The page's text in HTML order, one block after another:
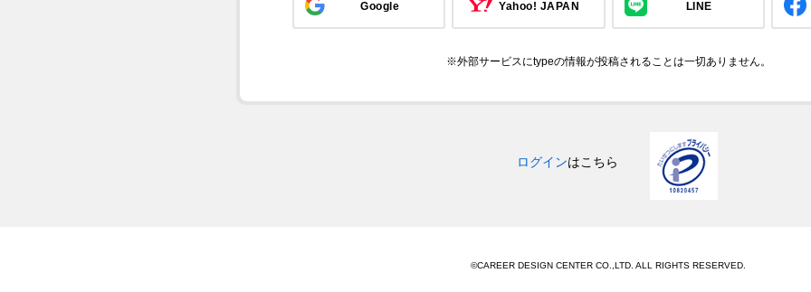
Google Yahoo! JAPAN LINE
※外部サービスにtypeの情報が投稿されることは一切ありません。
ログインはこちら
©CAREER DESIGN CENTER CO.,LTD. ALL RIGHTS RESERVED.